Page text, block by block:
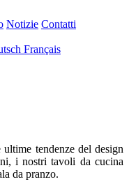
Notizie Contatti
Français
tendenze del design
i nostri tavoli da cucina
da pranzo.